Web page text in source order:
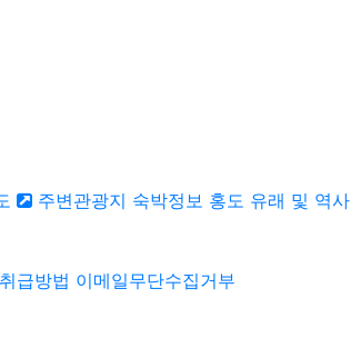
주변관광지 숙박정보 홍도 유래 및 역사
급방법 이메일무단수집거부